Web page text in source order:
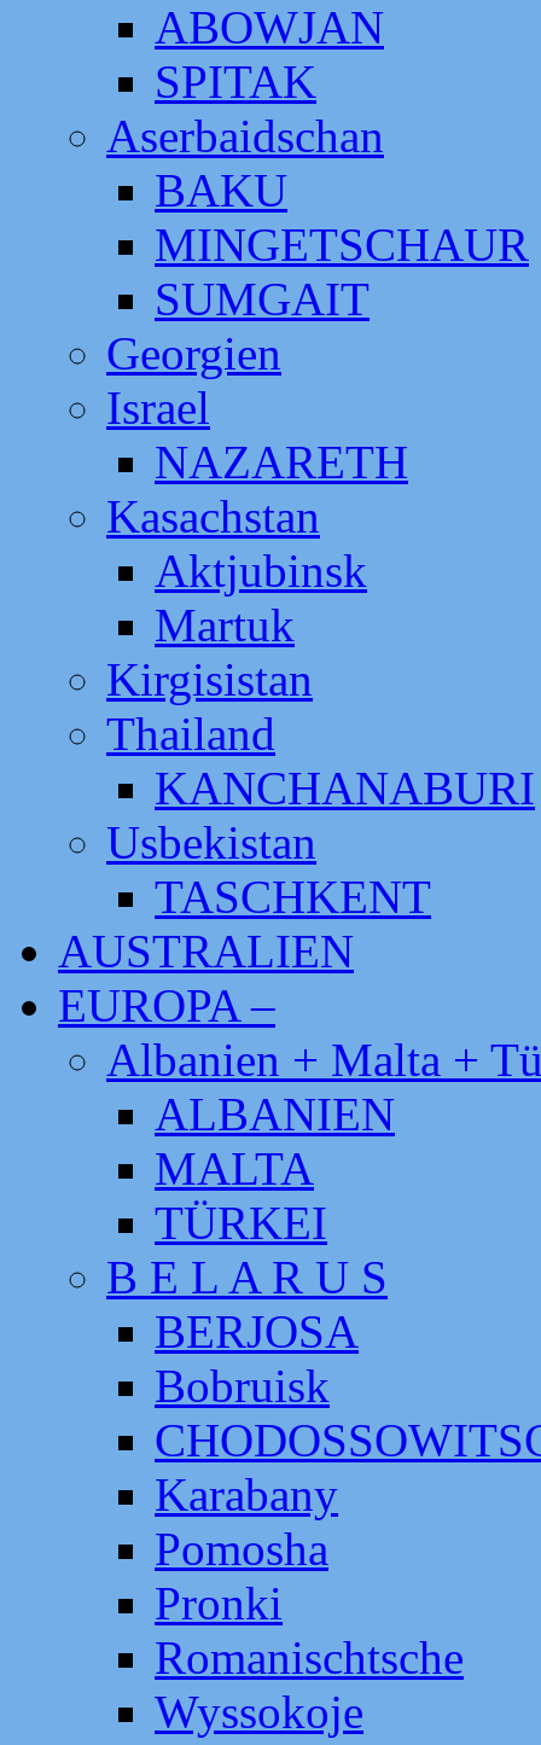
ABOWJAN
SPITAK
Aserbaidschan
BAKU
MINGETSCHAUR
SUMGAIT
Georgien
Israel
NAZARETH
Kasachstan
Aktjubinsk
Martuk
Kirgisistan
Thailand
KANCHANABURI
Usbekistan
TASCHKENT
AUSTRALIEN
EUROPA –
Albanien + Malta +
ALBANIEN
MALTA
TÜRKEI
B E L A R U S
BERJOSA
Bobruisk
Karabany
Pomosha
Pronki
Romanischtsche
Wyssokoje